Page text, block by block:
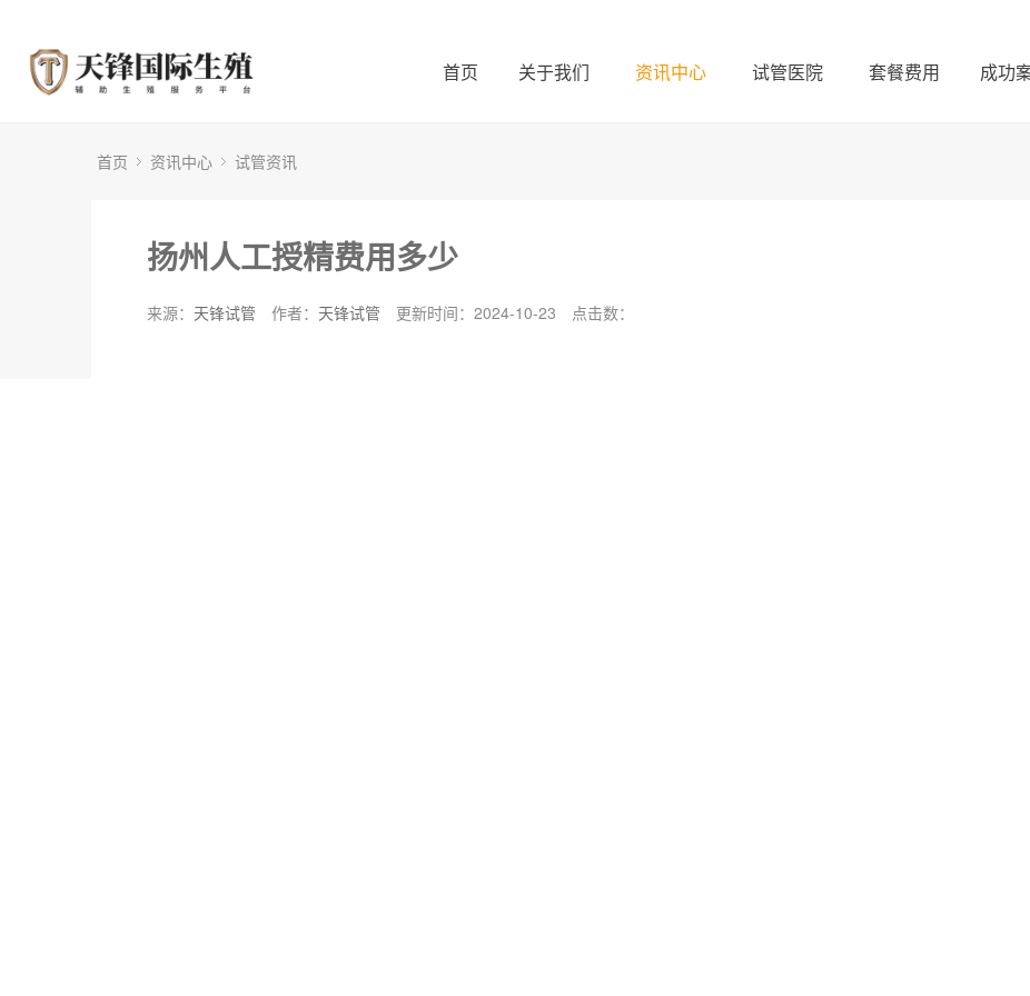
首页 关于我们 资讯中心 试管医院 套餐费用 成功
首页 资讯中心 试管资讯
扬州人工授精费用多少
来源： 天锋试管 作者： 天锋试管 更新时间：2024-10-23 点击数：